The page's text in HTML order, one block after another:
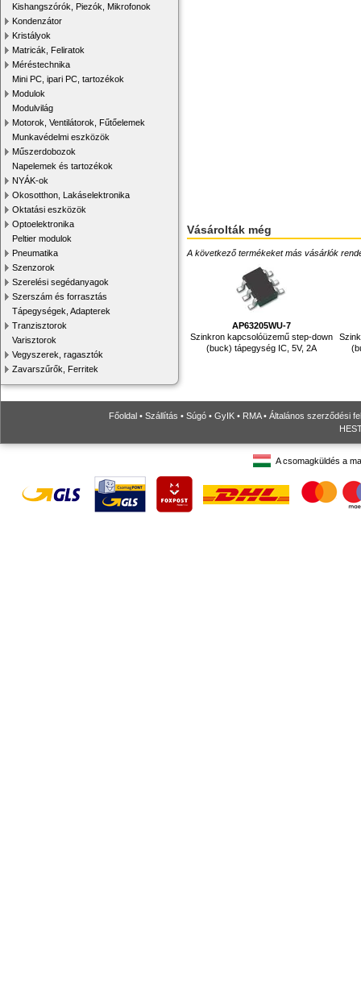
Kishangszórók, Piezók, Mikrofonok
Kondenzátor
Kristályok
Matricák, Feliratok
Méréstechnika
Mini PC, ipari PC, tartozékok
Modulok
Modulvilág
Motorok, Ventilátorok, Fűtőelemek
Munkavédelmi eszközök
Műszerdobozok
Napelemek és tartozékok
NYÁK-ok
Okosotthon, Lakáselektronika
Oktatási eszközök
Optoelektronika
Peltier modulok
Pneumatika
Szenzorok
Szerelési segédanyagok
Szerszám és forrasztás
Tápegységek, Adapterek
Tranzisztorok
Varisztorok
Vegyszerek, ragasztók
Zavarszűrők, Ferritek
Vásárolták még
A következő termékeket más vásárlók
AP63205WU-7
Szinkron kapcsolóüzemű step-down
(buck) tápegység IC, 5V, 2A
Főoldal • Szállítás • Súgó • GyIK • RMA• Általános szerződési
A csomagküldés a